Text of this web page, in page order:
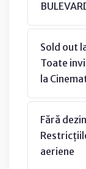
Sold out
Toate
la
Fără
aeriene